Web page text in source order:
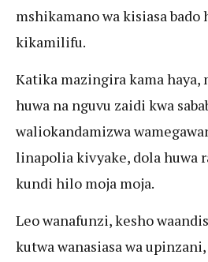
mshikamano wa kisiasa bado
kikamilifu.
Katika mazingira kama haya,
huwa na nguvu zaidi kwa
waliokandamizwa
linapolia kivyake, dola
kundi hilo moja moja.
Leo wanafunzi, kesho
kutwa wanasiasa wa